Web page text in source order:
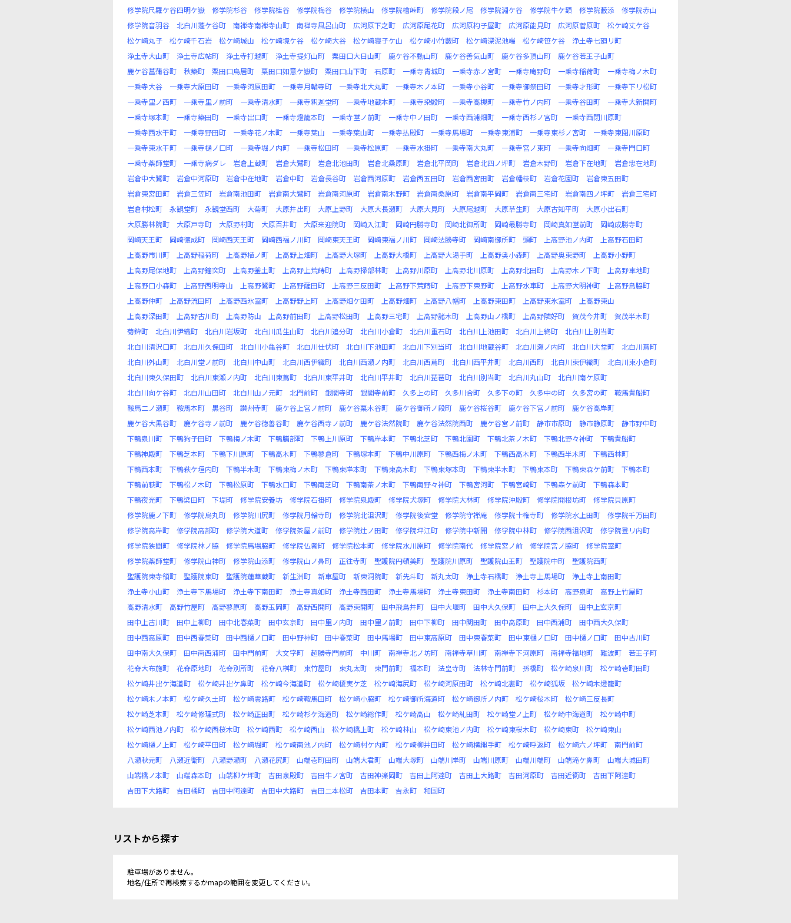
修学院尺羅ケ谷四明ケ嶽
修学院杉谷 修学院桂谷 修学院梅谷 修学院横山 修学院檜峠町 修学院段ノ尾 修学院淵ケ谷 修学院牛ケ額 修学院藪添
修学院赤山
修学院音羽谷
北白川蓬ケ谷町 南禅寺南禅寺山町 南禅寺風呂山町 広河原下之町 広河原尾花町 広河原杓子屋町 広河原能見町 広河原菅原町
松ケ崎丈ケ谷
松ケ崎丸子
松ケ崎千石岩 松ケ崎城山 松ケ崎境ケ谷 松ケ崎大谷 松ケ崎寝子ケ山 松ケ崎小竹藪町 松ケ崎深泥池端 松ケ崎笹ケ谷
浄土寺七廻リ町
浄土寺大山町
浄土寺広帖町 浄土寺打越町 浄土寺提灯山町 粟田口大日山町 鹿ケ谷不動山町 鹿ケ谷善気山町 鹿ケ谷多頂山町
鹿ケ谷若王子山町
鹿ケ谷菖蒲谷町
秋築町 粟田口鳥居町 粟田口如意ケ嶽町 粟田口山下町 石原町 一乗寺青城町 一乗寺赤ノ宮町 一乗寺庵野町 一乗寺稲荷町
一乗寺梅ノ木町
一乗寺大谷
一乗寺大原田町 一乗寺河原田町 一乗寺月輪寺町 一乗寺北大丸町 一乗寺木ノ本町 一乗寺小谷町 一乗寺御祭田町 一乗寺才形町
一乗寺下リ松町
一乗寺里ノ西町
一乗寺里ノ前町 一乗寺清水町 一乗寺釈迦堂町 一乗寺地蔵本町 一乗寺染殿町 一乗寺高槻町 一乗寺竹ノ内町 一乗寺谷田町
一乗寺大新開町
一乗寺塚本町
一乗寺築田町 一乗寺出口町 一乗寺燈籠本町 一乗寺堂ノ前町 一乗寺中ノ田町 一乗寺西浦畑町 一乗寺西杉ノ宮町
一乗寺西閉川原町
一乗寺西水干町
一乗寺野田町 一乗寺花ノ木町 一乗寺葉山 一乗寺葉山町 一乗寺払殿町 一乗寺馬場町 一乗寺東浦町 一乗寺東杉ノ宮町
一乗寺東閉川原町
一乗寺東水干町
一乗寺樋ノ口町 一乗寺堀ノ内町 一乗寺松田町 一乗寺松原町 一乗寺水掛町 一乗寺南大丸町 一乗寺宮ノ東町 一乗寺向畑町
一乗寺門口町
一乗寺薬師堂町
一乗寺病ダレ 岩倉上蔵町 岩倉大鷺町 岩倉北池田町 岩倉北桑原町 岩倉北平岡町 岩倉北四ノ坪町 岩倉木野町 岩倉下在地町
岩倉忠在地町
岩倉中大鷺町
岩倉中河原町 岩倉中在地町 岩倉中町 岩倉長谷町 岩倉西河原町 岩倉西五田町 岩倉西宮田町 岩倉幡枝町 岩倉花園町
岩倉東五田町
岩倉東宮田町
岩倉三笠町 岩倉南池田町 岩倉南大鷺町 岩倉南河原町 岩倉南木野町 岩倉南桑原町 岩倉南平岡町 岩倉南三宅町 岩倉南四ノ坪町
岩倉三宅町
岩倉村松町
永観堂町 永観堂西町 大菊町 大原井出町 大原上野町 大原大長瀬町 大原大見町 大原尾越町 大原草生町 大原古知平町
大原小出石町
大原勝林院町
大原戸寺町 大原野村町 大原百井町 大原来迎院町 岡崎入江町 岡崎円勝寺町 岡崎北御所町 岡崎最勝寺町 岡崎真如堂前町
岡崎成勝寺町
岡崎天王町
岡崎徳成町 岡崎西天王町 岡崎西福ノ川町 岡崎東天王町 岡崎東福ノ川町 岡崎法勝寺町 岡崎南御所町 頭町 上高野池ノ内町
上高野石田町
上高野市川町
上高野稲荷町 上高野植ノ町 上高野上畑町 上高野大塚町 上高野大橋町 上高野大湯手町 上高野奥小森町 上高野奥東野町
上高野小野町
上高野尾保地町
上高野鐘突町 上高野釜土町 上高野上荒蒔町 上高野掃部林町 上高野川原町 上高野北川原町 上高野北田町 上高野木ノ下町
上高野車地町
上高野口小森町
上高野西明寺山 上高野鷺町 上高野薩田町 上高野三反田町 上高野下荒蒔町 上高野下東野町 上高野水車町 上高野大明神町
上高野鳥脇町
上高野仲町
上高野流田町 上高野西氷室町 上高野野上町 上高野畑ケ田町 上高野畑町 上高野八幡町 上高野東田町 上高野東氷室町
上高野東山
上高野深田町
上高野古川町 上高野防山 上高野前田町 上高野松田町 上高野三宅町 上高野諸木町 上高野山ノ橋町 上高野隣好町 賀茂今井町
賀茂半木町
菊鉾町
北白川伊織町 北白川岩坂町 北白川瓜生山町 北白川追分町 北白川小倉町 北白川重石町 北白川上池田町 北白川上終町
北白川上別当町
北白川清沢口町
北白川久保田町 北白川小亀谷町 北白川仕伏町 北白川下池田町 北白川下別当町 北白川地蔵谷町 北白川瀬ノ内町 北白川大堂町
北白川蔦町
北白川外山町
北白川堂ノ前町 北白川中山町 北白川西伊織町 北白川西瀬ノ内町 北白川西蔦町 北白川西平井町 北白川西町 北白川東伊織町
北白川東小倉町
北白川東久保田町
北白川東瀬ノ内町 北白川東蔦町 北白川東平井町 北白川平井町 北白川琵琶町 北白川別当町 北白川丸山町
北白川南ケ原町
北白川向ケ谷町
北白川山田町 北白川山ノ元町 北門前町 銀閣寺町 銀閣寺前町 久多上の町 久多川合町 久多下の町 久多中の町 久多宮の町
鞍馬貴船町
鞍馬二ノ瀬町
鞍馬本町 黒谷町 讃州寺町 鹿ケ谷上宮ノ前町 鹿ケ谷栗木谷町 鹿ケ谷御所ノ段町 鹿ケ谷桜谷町 鹿ケ谷下宮ノ前町
鹿ケ谷高岸町
鹿ケ谷大黒谷町
鹿ケ谷寺ノ前町 鹿ケ谷徳善谷町 鹿ケ谷西寺ノ前町 鹿ケ谷法然院町 鹿ケ谷法然院西町 鹿ケ谷宮ノ前町 静市市原町 静市静原町
静市野中町
下鴨泉川町
下鴨狗子田町 下鴨梅ノ木町 下鴨膳部町 下鴨上川原町 下鴨岸本町 下鴨北芝町 下鴨北園町 下鴨北茶ノ木町 下鴨北野々神町
下鴨貴船町
下鴨神殿町
下鴨芝本町 下鴨下川原町 下鴨高木町 下鴨蓼倉町 下鴨塚本町 下鴨中川原町 下鴨西梅ノ木町 下鴨西高木町 下鴨西半木町
下鴨西林町
下鴨西本町
下鴨萩ケ垣内町 下鴨半木町 下鴨東梅ノ木町 下鴨東岸本町 下鴨東高木町 下鴨東塚本町 下鴨東半木町 下鴨東本町 下鴨東森ケ前町
下鴨本町
下鴨前萩町
下鴨松ノ木町 下鴨松原町 下鴨水口町 下鴨南芝町 下鴨南茶ノ木町 下鴨南野々神町 下鴨宮河町 下鴨宮崎町 下鴨森ケ前町
下鴨森本町
下鴨夜光町
下鴨梁田町 下堤町 修学院安養坊 修学院石掛町 修学院泉殿町 修学院犬塚町 修学院大林町 修学院沖殿町 修学院開根坊町
修学院貝原町
修学院鹿ノ下町
修学院烏丸町 修学院川尻町 修学院月輪寺町 修学院北沮沢町 修学院後安堂 修学院守禅庵 修学院十権寺町 修学院水上田町
修学院千万田町
修学院高岸町
修学院高部町 修学院大道町 修学院茶屋ノ前町 修学院辻ノ田町 修学院坪江町 修学院中新開 修学院中林町 修学院西沮沢町
修学院登リ内町
修学院狭間町
修学院林ノ脇 修学院馬場脇町 修学院仏者町 修学院松本町 修学院水川原町 修学院南代 修学院宮ノ前 修学院宮ノ脇町
修学院室町
修学院薬師堂町
修学院山神町 修学院山添町 修学院山ノ鼻町 正往寺町 聖護院円頓美町 聖護院川原町 聖護院山王町 聖護院中町
聖護院西町
聖護院東寺領町
聖護院東町 聖護院蓮華蔵町 新生洲町 新車屋町 新東洞院町 新先斗町 新丸太町 浄土寺石橋町 浄土寺上馬場町
浄土寺上南田町
浄土寺小山町
浄土寺下馬場町 浄土寺下南田町 浄土寺真如町 浄土寺西田町 浄土寺馬場町 浄土寺東田町 浄土寺南田町 杉本町 高野泉町
高野上竹屋町
高野清水町
高野竹屋町 高野蓼原町 高野玉岡町 高野西開町 高野東開町 田中飛鳥井町 田中大堰町 田中大久保町 田中上大久保町
田中上玄京町
田中上古川町
田中上柳町 田中北春菜町 田中玄京町 田中里ノ内町 田中里ノ前町 田中下柳町 田中関田町 田中高原町 田中西浦町
田中西大久保町
田中西高原町
田中西春菜町 田中西樋ノ口町 田中野神町 田中春菜町 田中馬場町 田中東高原町 田中東春菜町 田中東樋ノ口町 田中樋ノ口町
田中古川町
田中南大久保町
田中南西浦町 田中門前町 大文字町 超勝寺門前町 中川町 南禅寺北ノ坊町 南禅寺草川町 南禅寺下河原町 南禅寺福地町 難波町
若王子町
花脊大布施町
花脊原地町 花脊別所町 花脊八桝町 東竹屋町 東丸太町 東門前町 福本町 法皇寺町 法林寺門前町 孫橋町 松ケ崎泉川町
松ケ崎壱町田町
松ケ崎井出ケ海道町
松ケ崎井出ケ鼻町 松ケ崎今海道町 松ケ崎榎実ケ芝 松ケ崎海尻町 松ケ崎河原田町 松ケ崎北裏町 松ケ崎狐坂
松ケ崎木燈籠町
松ケ崎木ノ本町
松ケ崎久土町 松ケ崎雲路町 松ケ崎鞍馬田町 松ケ崎小脇町 松ケ崎御所海道町 松ケ崎御所ノ内町 松ケ崎桜木町
松ケ崎三反長町
松ケ崎芝本町
松ケ崎修理式町 松ケ崎正田町 松ケ崎杉ケ海道町 松ケ崎総作町 松ケ崎高山 松ケ崎糺田町 松ケ崎堂ノ上町 松ケ崎中海道町
松ケ崎中町
松ケ崎西池ノ内町
松ケ崎西桜木町 松ケ崎西町 松ケ崎西山 松ケ崎橋上町 松ケ崎林山 松ケ崎東池ノ内町 松ケ崎東桜木町 松ケ崎東町
松ケ崎東山
松ケ崎樋ノ上町
松ケ崎平田町 松ケ崎堀町 松ケ崎南池ノ内町 松ケ崎村ケ内町 松ケ崎柳井田町 松ケ崎横縄手町 松ケ崎呼返町 松ケ崎六ノ坪町
南門前町
八瀬秋元町
八瀬近衛町 八瀬野瀬町 八瀬花尻町 山端壱町田町 山端大君町 山端大塚町 山端川岸町 山端川原町 山端川端町 山端滝ケ鼻町
山端大城田町
山端橋ノ本町
山端森本町 山端柳ケ坪町 吉田泉殿町 吉田牛ノ宮町 吉田神楽岡町 吉田上阿達町 吉田上大路町 吉田河原町 吉田近衛町
吉田下阿達町
吉田下大路町
吉田橘町 吉田中阿達町 吉田中大路町 吉田二本松町 吉田本町 吉永町 和国町
リストから探す
駐車場がありません。
地名/住所で再検索するかmapの範囲を変更してください。